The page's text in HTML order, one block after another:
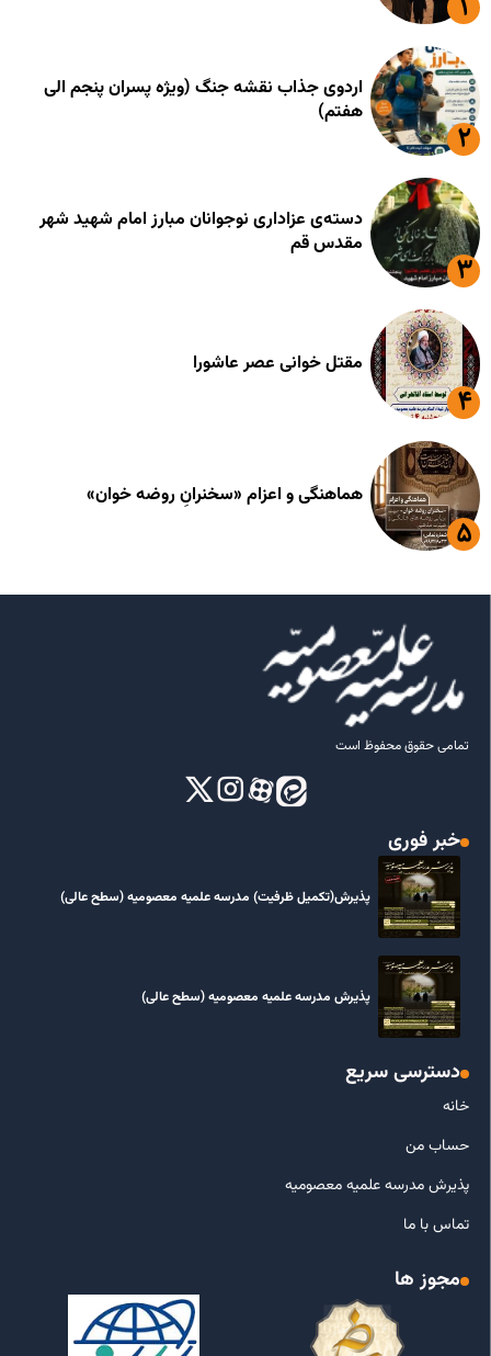
اردوی جذاب نقشه جنگ (ویژه پسران پنجم الی
هفتم)
دسته‌ی عزاداری نوجوانان مبارز امام شهید شهر
مقدس قم
مقتل خوانی عصر عاشورا
هماهنگی و اعزام «سخنرانِ روضه خوان»
تمامی حقوق محفوظ است
خبر فوری
پذیرش(تکمیل ظرفیت) مدرسه علمیه معصومیه‌ (سطح عالی)
پذیرش مدرسه علمیه معصومیه‌ (سطح عالی)
دسترسی سریع
خانه
حساب من
پذیرش مدرسه علمیه معصومیه
تماس با ما
مجوز ها